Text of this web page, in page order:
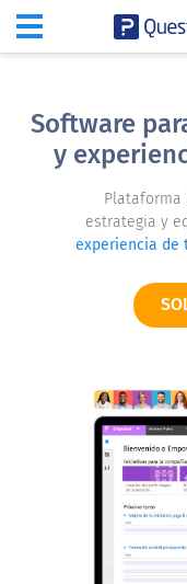
Software
y
Plataforma
estrategia y
experiencia de